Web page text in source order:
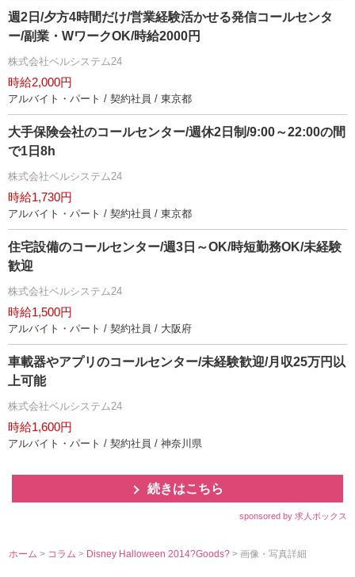
週2日/夕方4時間だけ/営業経験活かせる発信コールセンタ
ー/副業・WワークOK/時給2000円
株式会社ベルシステム24
時給2,000円
アルバイト・パート / 契約社員 / 東京都
大手保険会社のコールセンター/週休2日制/9:00～22:00の間
で1日8h
株式会社ベルシステム24
時給1,730円
アルバイト・パート / 契約社員 / 東京都
住宅設備のコールセンター/週3日～OK/時短勤務OK/未経験
歓迎
株式会社ベルシステム24
時給1,500円
アルバイト・パート / 契約社員 / 大阪府
車載器やアプリのコールセンター/未経験歓迎/月収25万円以
上可能
株式会社ベルシステム24
時給1,600円
アルバイト・パート / 契約社員 / 神奈川県
続きはこちら
sponsored by 求人ボックス
ホーム > コラム> Disney Halloween 2014?Goods?> 画像・写真詳細